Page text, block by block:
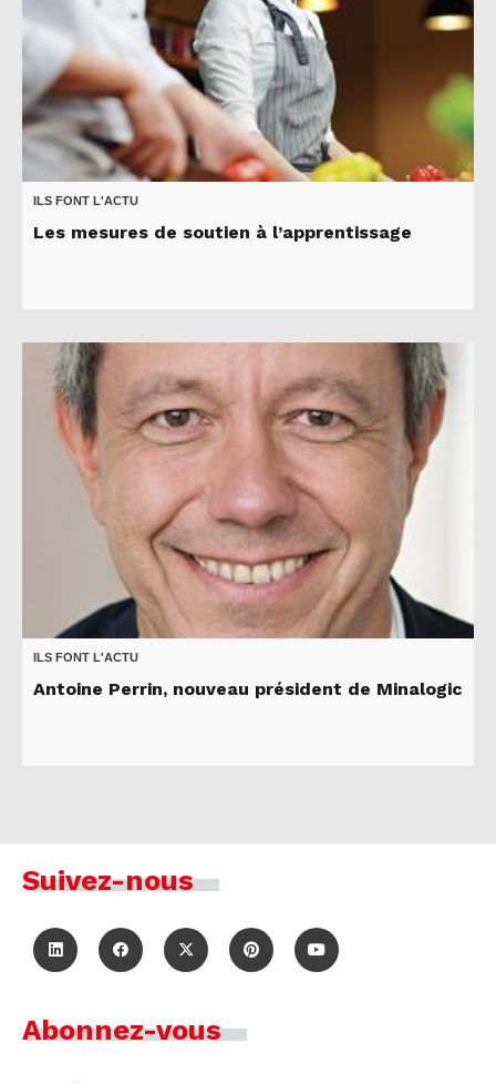
ILS FONT L'ACTU
Les mesures de soutien à l’apprentissage
ILS FONT L'ACTU
Antoine Perrin, nouveau président de Minalogic
Suivez-nous
Abonnez-vous